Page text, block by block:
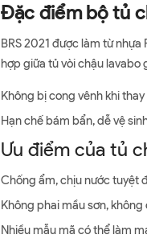
Đặc điểm bộ tủ
BRS 2021 được làm từ
hợp giữa tủ vòi chậu lavabo
Không bị cong vênh khi
Hạn chế bám bẩn, dễ vệ
Ưu điểm của tủ
Chống ẩm, chịu nước tuyệt
Không phai mầu sơn,
Nhiều mẫu mã có thể làm